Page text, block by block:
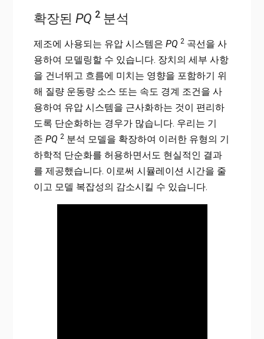
확장된 PQ 2분석
제조에 사용되는 유압 시스템은 PQ 2곡선을 사
용하여 모델링할 수 있습니다. 장치의 세부 사항
을 건너뛰고 흐름에 미치는 영향을 포함하기 위
해 질량 운동량 소스 또는 속도 경계 조건을 사
용하여 유압 시스템을 근사화하는 것이 편리하
도록 단순화하는 경우가 많습니다. 우리는 기
존 PQ 2분석 모델을 확장하여 이러한 유형의 기
하학적 단순화를 허용하면서도 현실적인 결과
를 제공했습니다. 이로써 시뮬레이션 시간을 줄
이고 모델 복잡성의 감소시킬 수 있습니다.